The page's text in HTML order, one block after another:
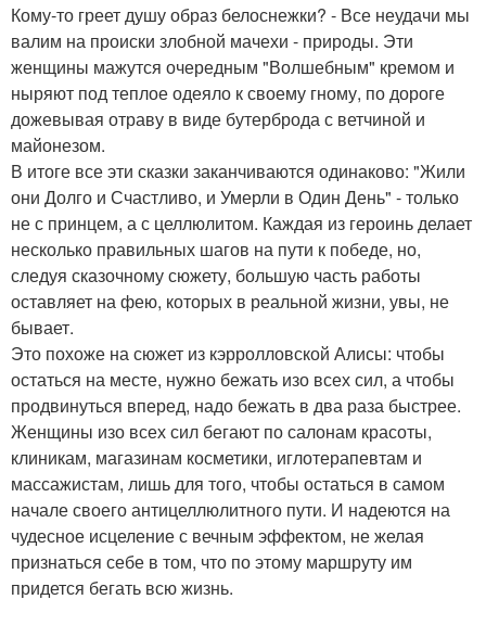
Кому-то греет душу образ белоснежки? - Все неудачи мы
валим на происки злобной мачехи - природы. Эти
женщины мажутся очередным "Волшебным" кремом и
ныряют под теплое одеяло к своему гному, по дороге
дожевывая отраву в виде бутерброда с ветчиной и
майонезом.
В итоге все эти сказки заканчиваются одинаково: "Жили
они Долго и Счастливо, и Умерли в Один День" - только
не с принцем, а с целлюлитом. Каждая из героинь делает
несколько правильных шагов на пути к победе, но,
следуя сказочному сюжету, большую часть работы
оставляет на фею, которых в реальной жизни, увы, не
бывает.
Это похоже на сюжет из кэрролловской Алисы: чтобы
остаться на месте, нужно бежать изо всех сил, а чтобы
продвинуться вперед, надо бежать в два раза быстрее.
Женщины изо всех сил бегают по салонам красоты,
клиникам, магазинам косметики, иглотерапевтам и
массажистам, лишь для того, чтобы остаться в самом
начале своего антицеллюлитного пути. И надеются на
чудесное исцеление с вечным эффектом, не желая
признаться себе в том, что по этому маршруту им
придется бегать всю жизнь.